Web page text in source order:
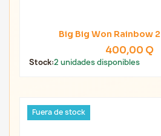
Big Big Won Rainbow 2
400,00 Q
Stock:2 unidades disponibles
Fuera de stock